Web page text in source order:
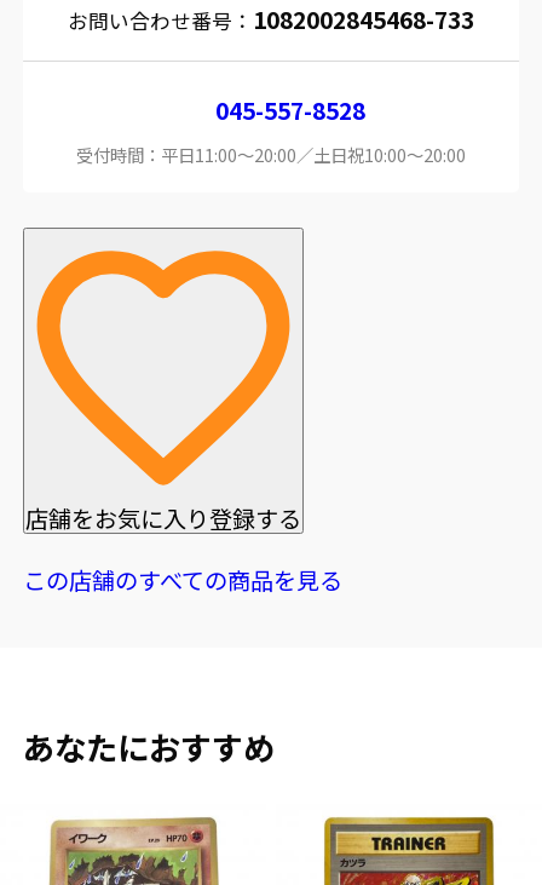
お問い合わせ番号： 1082002845468-733
045-557-8528
受付時間：平日11:00～20:00／土日祝10:00～20:00
店舗をお気に入り登録する
この店舗のすべての商品を見る
あなたにおすすめ